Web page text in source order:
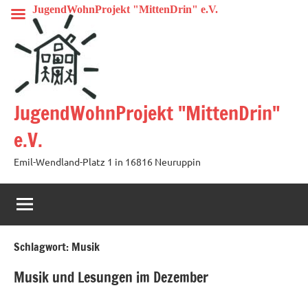
Zum
springen
JugendWohnProjekt "MittenDrin"
e.V.
Emil-Wendland-Platz 1 in 16816 Neuruppin
Schlagwort: Musik
Musik und Lesungen im Dezember
JugendWohnProjekt "MittenDrin" e.V.